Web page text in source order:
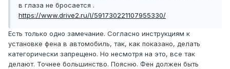
в глаза не бросается .
https://www.drive2.ru/l/591730221107955330/
Есть только одно замечание. Согласно инструкциям к
установке фена в автомобиль, так, как показано, делать
категорически запрещено. Но несмотря на это, все так
делают. Точнее большинство. Поясню. Фен должен быть